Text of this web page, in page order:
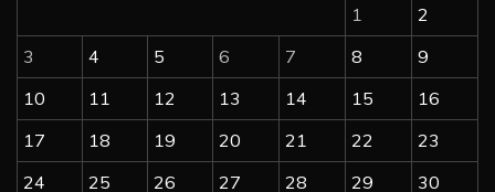
1
2
3
4 5 6 7 8
9
10
11 12 13 14 15
16
17
18 19 20 21 22
23
24
25 26 27 28 29
30